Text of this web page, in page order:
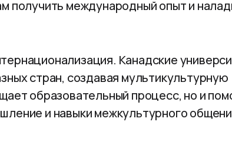
получить международный опыт и
Канадские
стран, создавая мультикультурную
образовательный процесс, но и
и навыки межкультурного